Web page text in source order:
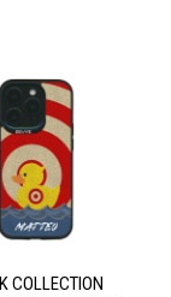
COLLECTION